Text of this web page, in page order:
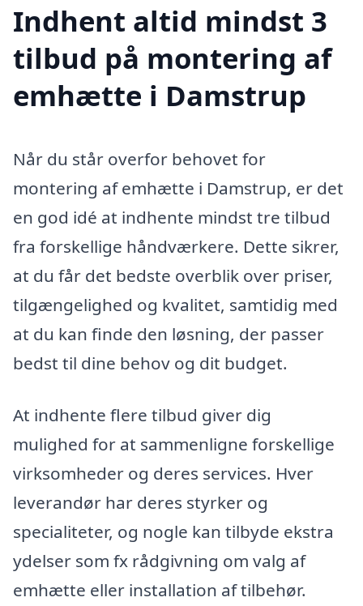
Indhent altid mindst 3
tilbud på montering af
emhætte i Damstrup
Når du står overfor behovet for
montering af emhætte i Damstrup, er det
en god idé at indhente mindst tre tilbud
fra forskellige håndværkere. Dette sikrer,
at du får det bedste overblik over priser,
tilgængelighed og kvalitet, samtidig med
at du kan finde den løsning, der passer
bedst til dine behov og dit budget.
At indhente flere tilbud giver dig
mulighed for at sammenligne forskellige
virksomheder og deres services. Hver
leverandør har deres styrker og
specialiteter, og nogle kan tilbyde ekstra
ydelser som fx rådgivning om valg af
emhætte eller installation af tilbehør.